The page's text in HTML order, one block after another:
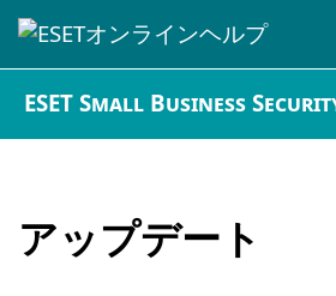
ESET Small Business
アップデート